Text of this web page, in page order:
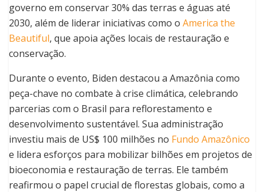
governo em conservar 30% das terras e águas até
2030, além de liderar iniciativas como o America the
Beautiful, que apoia ações locais de restauração e
conservação.
Durante o evento, Biden destacou a Amazônia como
peça-chave no combate à crise climática, celebrando
parcerias com o Brasil para reflorestamento e
desenvolvimento sustentável. Sua administração
investiu mais de US$ 100 milhões no Fundo Amazônico
e lidera esforços para mobilizar bilhões em projetos de
bioeconomia e restauração de terras. Ele também
reafirmou o papel crucial de florestas globais, como a